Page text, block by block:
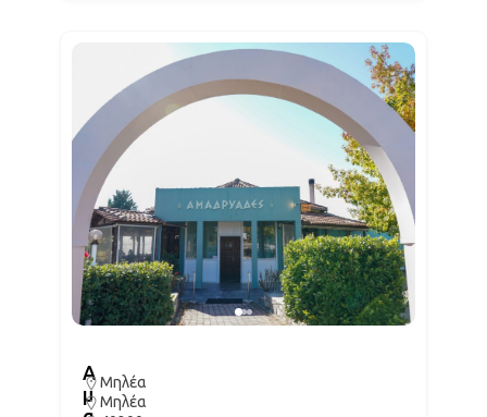
Α
μ
Μηλέα
Μηλέα